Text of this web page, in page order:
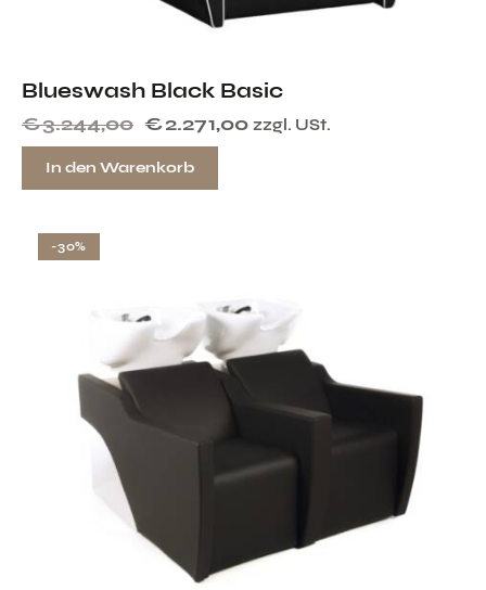
Blueswash Black Basic
€3.244,00 €2.271,00 zzgl. USt.
In den Warenkorb
-30%